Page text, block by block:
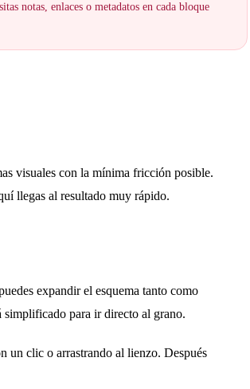
notas, enlaces o metadatos en cada bloque
visuales con la mínima fricción posible.
llegas al resultado muy rápido.
expandir el esquema tanto como
simplificado para ir directo al grano.
un clic o arrastrando al lienzo. Después